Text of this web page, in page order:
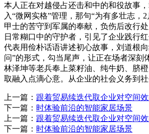
本人正在对越侵占还击和中的和役故事
入“微网实格”管理，那句“为有多壮志
甲士的苦守到军属的奉献，负伤后改行
日常糊口中的守护者，引见了企业践行
代表用俭朴话语讲述初心故事，刘道根
问”的形式，勾当尾声，让正在场者深刻
林泽坤等老兵奉上菜籽油、纯牛奶、脐
取融入点滴心意。从企业的社会义务到
上一篇： 跟着贸易续迭代取企业对空间
下一篇： 时体验前沿的智能家居场景
上一篇： 跟着贸易续迭代取企业对空间
下一篇： 时体验前沿的智能家居场景